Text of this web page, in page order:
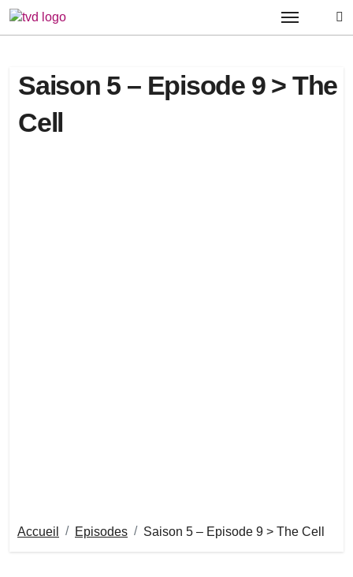
Passer
au
Saison 5 – Episode 9 > The
Cell
Accueil Episodes Saison 5 – Episode 9 > The Cell